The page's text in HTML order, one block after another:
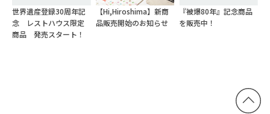
世界遺産登録30周年記
念 レストハウス限定
商品 発売スタート！
【Hi,Hiroshima】新商
品販売開始のお知らせ
『被爆80年』記念商品
を販売中！